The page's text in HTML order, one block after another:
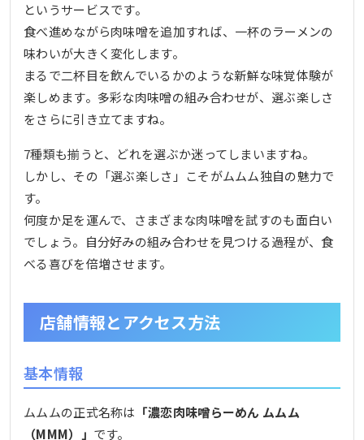
というサービスです。
食べ進めながら肉味噌を追加すれば、一杯のラーメンの
味わいが大きく変化します。
まるで二杯目を飲んでいるかのような新鮮な味覚体験が
楽しめます。多彩な肉味噌の組み合わせが、選ぶ楽しさ
をさらに引き立てますね。
7種類も揃うと、どれを選ぶか迷ってしまいますね。
しかし、その「選ぶ楽しさ」こそがムムム独自の魅力で
す。
何度か足を運んで、さまざまな肉味噌を試すのも面白い
でしょう。自分好みの組み合わせを見つける過程が、食
べる喜びを倍増させます。
店舗情報とアクセス方法
基本情報
ムムムの正式名称は 「濃恋肉味噌らーめん ムムム
（MMM）」 です。